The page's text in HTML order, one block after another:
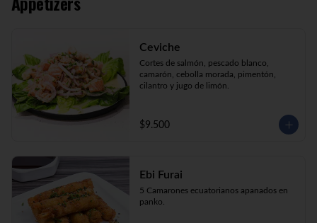
Katsu Roll (10) Pollo, queso crema,
cebollín, apanado en panko.
Ceviche
Cortes de salmón, pescado blanco,
camarón, cebolla morada, pimentón,
cilantro y jugo de limón.
$9.500
Ebi Furai
5 Camarones ecuatorianos apanados en
panko.